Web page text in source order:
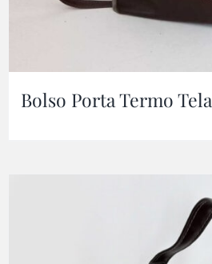
Bolso Porta Termo Tela